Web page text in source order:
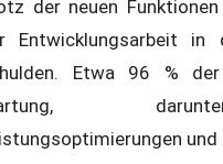
der neuen
Entwicklungsarbeit in
Etwa 96 %
und